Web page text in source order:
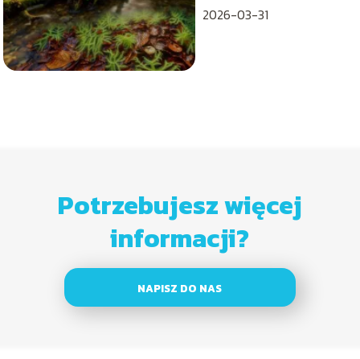
2026-03-31
Potrzebujesz więcej
informacji?
NAPISZ DO NAS